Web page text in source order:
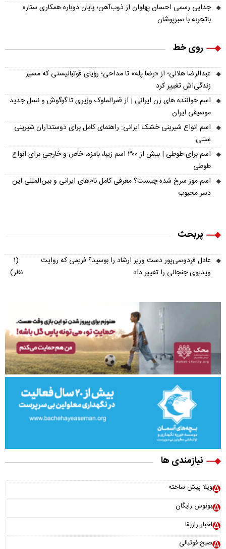
جدایی رسمی احسان پهلوان از ذوب‌آهن؛ پایان دوباره همکاری ستاره
باتجربه با سبزپوشان
روی خط
عبدالرضا هلالی؛ از «رضا پله» تا مداحی؛ رؤیای فوتبالیستی که مسیر
زندگی‌اش تغییر کرد
اسم خواننده های زن ایرانی | از قمرالملوک وزیری تا گوگوش و نسل جدید
موسیقی ایران
اسم انواع شیرینی خشک ایرانی: راهنمای کامل برای دوستداران شیرینی
سنتی
اسم برای طوطی | بیش از ۳۰۰ اسم زیبا، بامزه، خاص و خارجی برای انواع
طوطی
اسم موز سرخ شده چیست؟ معرفی کامل نام‌های ایرانی و بین‌المللی این
دسر محبوب
پربحث
عادل فردوسی‌پور دست وزیر ارشاد را بوسید؟ فریمی که روایت
ویدیوی جنجالی را تغییر داد
(۱
نظر)
نیازمندی ها
ویلا پیش ساخته
بونوس رایگان
اخبار رازبقا
صبح فوتبالی